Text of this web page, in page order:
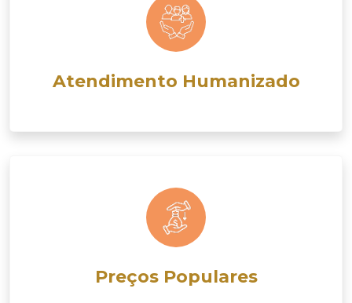
Atendimento Humanizado
Preços Populares